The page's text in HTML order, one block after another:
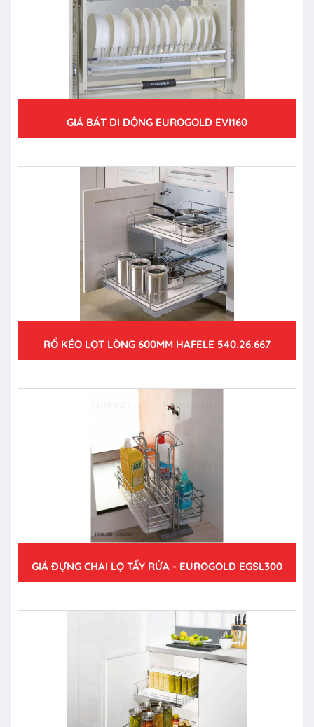
GIÁ BÁT DI ĐỘNG EUROGOLD EVI160
RỔ KÉO LỌT LÒNG 600MM HAFELE 540.26.667
GIÁ ĐỰNG CHAI LỌ TẨY RỬA - EUROGOLD EGSL300